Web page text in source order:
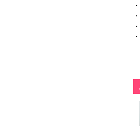
・
・
・
・